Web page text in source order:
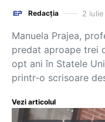
Redacția 2
Manuela Prajea,
predat aproape trei
opt ani în Statele
printr-o scrisoare
Vezi articolul